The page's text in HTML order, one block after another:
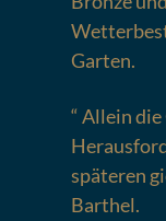
Garten.
“ Allein
späteren
Barthel.